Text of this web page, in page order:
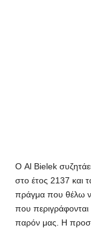
Ο Al Bielek
στο έτος 2137 και
πράγμα που θέλω
που
παρόν μας. Η